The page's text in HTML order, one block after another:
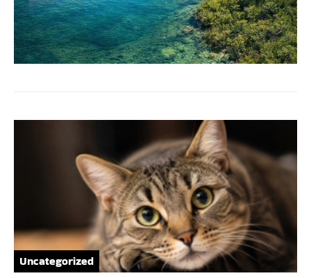
Uncategorized